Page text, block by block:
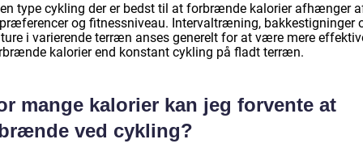
type cykling der er bedst til at forbrænde kalorier afhænger
og fitnessniveau. Intervaltræning, bakkestigninger
i varierende terræn anses generelt for at være mere
kalorier end konstant cykling på fladt terræn.
mange kalorier kan jeg forvente at
ved cykling?